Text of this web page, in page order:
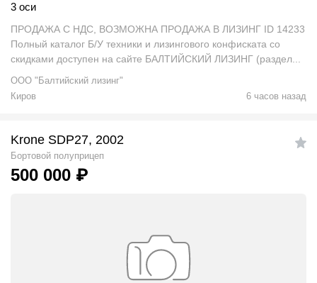
3 оси
ПРОДАЖА С НДС, ВОЗМОЖНА ПРОДАЖА В ЛИЗИНГ ID 14233
Полный каталог Б/У техники и лизингового конфиската со
скидками доступен на сайте БАЛТИЙСКИЙ ЛИЗИНГ (раздел...
ООО "Балтийский лизинг"
Киров
6 часов назад
Krone SDP27, 2002
Бортовой полуприцеп
500 000 ₽